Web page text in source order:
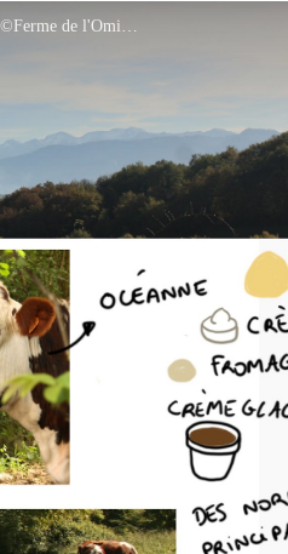
Ferme de l'Omière-Bouzin-présentation - ©Ferme de l'Omière